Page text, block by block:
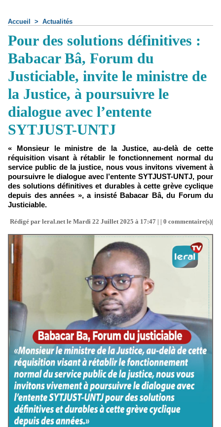
Accueil > Actualités
Pour des solutions définitives :
Babacar Bâ, Forum du
Justiciable, invite le ministre de
la Justice, à poursuivre le
dialogue avec l’entente
SYTJUST-UNTJ
« Monsieur le ministre de la Justice, au-delà de cette
réquisition visant à rétablir le fonctionnement normal du
service public de la justice, nous vous invitons vivement à
poursuivre le dialogue avec l’entente SYTJUST-UNTJ, pour
des solutions définitives et durables à cette grève cyclique
depuis des années », a insisté Babacar Bâ, du Forum du
Justiciable.
Rédigé par leral.net le Mardi 22 Juillet 2025 à 17:47 | | 0 commentaire(s)|